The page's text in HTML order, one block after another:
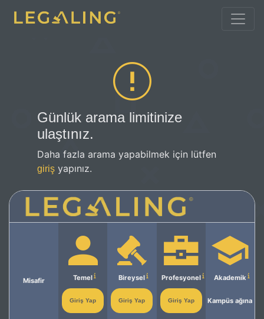
Günlük arama limitinize
ulaştınız.
Daha fazla arama yapabilmek için lütfen
giriş yapınız.
Misafir Temel
Giriş Yap
Bireysel
Giriş Yap
Profesyonel
Giriş Yap
Akademik
Kampüs ağına